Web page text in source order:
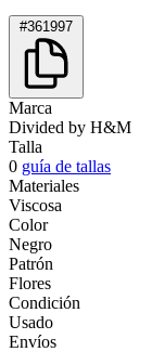
#361997
Marca
Divided by H&M
Talla
0 guía de tallas
Materiales
Viscosa
Color
Negro
Patrón
Flores
Condición
Usado
Envíos